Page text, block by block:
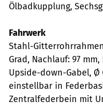
Ölbadkupplung,
Fahrwerk
Stahl-
Grad, Nachlauf: 97
Upside-down-Gabel, Ø
einstell­bar in
Zentralfederbein mit